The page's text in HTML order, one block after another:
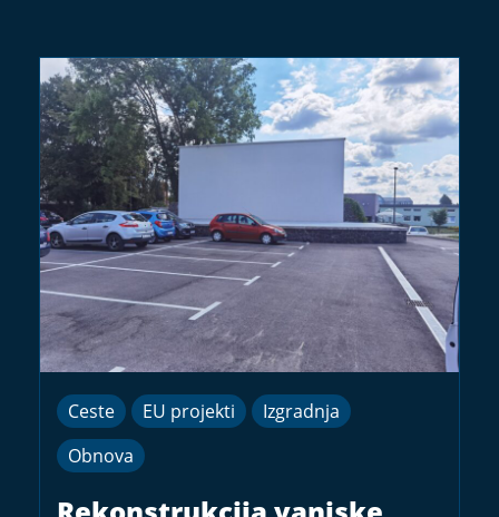
Ceste EU projekti
Izgradnja
Obnova